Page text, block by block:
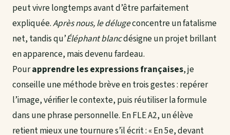
peut vivre longtemps avant d’être parfaitement
expliquée.Après nous, le délugeconcentre un fatalisme
net, tandis qu’Éléphant blancdésigne un projet brillant
en apparence, mais devenu fardeau.
Pourapprendre les expressions françaises, je
conseille une méthode brève en trois gestes : repérer
l’image, vérifier le contexte, puis réutiliser la formule
dans une phrase personnelle. En FLE A2, un élève
retient mieux une tournure s’il écrit : « En 5e, devant